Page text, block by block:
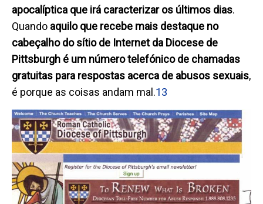
apocalíptica que irá caracterizar os últimos dias.
Quando aquilo que recebe mais destaque no
cabeçalho do sítio de Internet da Diocese de
Pittsburgh é um número telefónico de chamadas
gratuitas para respostas acerca de abusos sexuais,
é porque as coisas andam mal.13